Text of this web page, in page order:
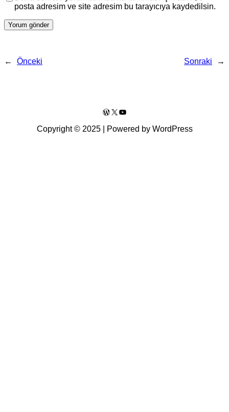
posta adresim ve site adresim bu tarayıcıya kaydedilsin.
← Önceki Sonraki →
WordPress
X YouTube
Copyright © 2025 | Powered by WordPress